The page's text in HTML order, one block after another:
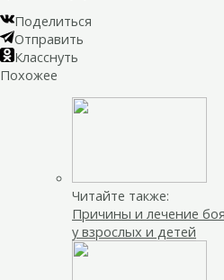
Поделиться
Отправить
Класснуть
Похожее
Читайте также:
Причины и лечение
у взрослых и детей